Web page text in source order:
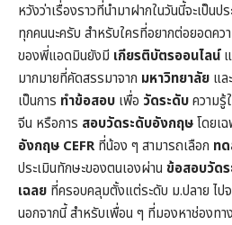
หวังว่าเรื่องราวที่นำมาฝากในวันนี้จะเป็น
ทุกคนนะครับ สำหรับใครที่อยากต่อยอดคว
ของพี่แอดมินยังมี เกียรติบัตรออนไลน์แ
มากมายที่คัดสรรมาจาก มหาวิทยาลัย แล
เป็นการ ทำข้อสอบ เพื่อ วัดระดับความรู้
จีน หรือการ สอบวัดระดับอังกฤษโดยเ
อังกฤษ CEFRที่น้อง ๆ สามารถเลือก ท
ประเมินทักษะของตนเองผ่าน ข้อสอบวัด
เฉลย ที่ครอบคลุมตั้งแต่ระดับ ม.ปลาย ไป
นอกจากนี้ สำหรับเพื่อน ๆ ที่มองหาช่องท